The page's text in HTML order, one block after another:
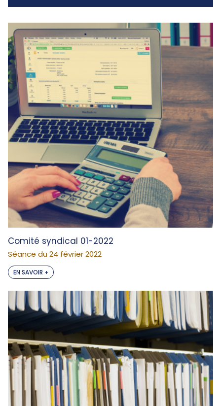
Comité syndical 01-2022
Séance du 24 février 2022
EN SAVOIR +